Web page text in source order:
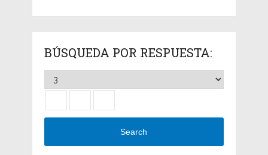
BÚSQUEDA POR RESPUESTA:
Search